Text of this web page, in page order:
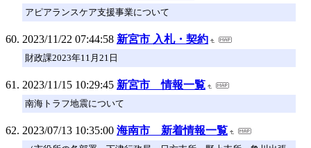
アピアランスケア支援事業について
2023/11/22 07:44:58 新宮市 入札・契約
財政課2023年11月21日
2023/11/15 10:29:45 新宮市 情報一覧
南海トラフ地震について
2023/07/13 10:35:00 海南市 新着情報一覧